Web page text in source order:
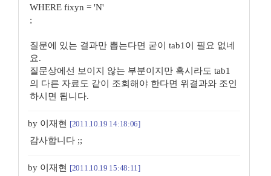
WHERE fixyn = 'N'
;
질문에 있는 결과만 뽑는다면 굳이 tab1이 필요 없네
요.
질문상에선 보이지 않는 부분이지만 혹시라도 tab1
의 다른 자료도 같이 조회해야 한다면 위결과와 조인
하시면 됩니다.
by 이재현 [2011.10.19 14:18:06]
감사합니다 ;;
by 이재현 [2011.10.19 15:48:11]